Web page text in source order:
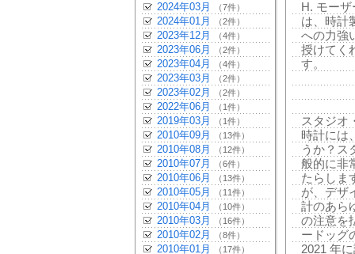
H. モー
は、時計
への力強
授けてく
す。
スタジオ
時計には
うか？ス
般的に非
たらしま
が、デザ
計のあら
の注意を
ードッグ
2021 年
2024年03月 （7件）
2024年01月 （2件）
2023年12月 （4件）
2023年06月 （2件）
2023年04月 （4件）
2023年03月 （2件）
2023年02月 （2件）
2022年06月 （1件）
2019年03月 （1件）
2010年09月 （13件）
2010年08月 （12件）
2010年07月 （6件）
2010年06月 （13件）
2010年05月 （11件）
2010年04月 （10件）
2010年03月 （16件）
2010年02月 （8件）
2010年01月 （17件）